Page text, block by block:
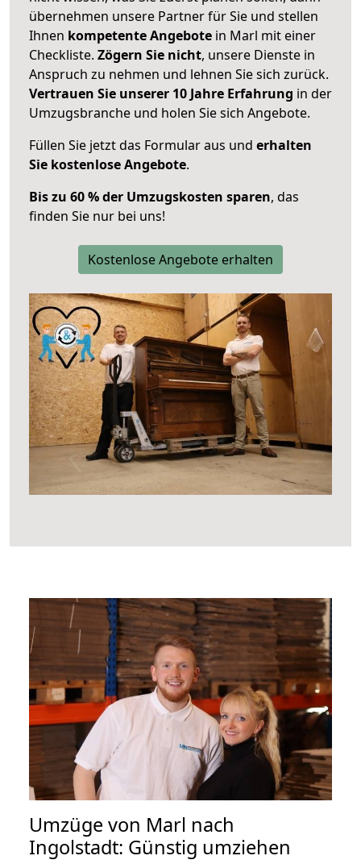
übernehmen unsere Partner für Sie und stellen
Ihnen kompetente Angebote in Marl mit einer
Checkliste. Zögern Sie nicht, unsere Dienste in
Anspruch zu nehmen und lehnen Sie sich zurück.
Vertrauen Sie unserer 10 Jahre Erfahrung in der
Umzugsbranche und holen Sie sich Angebote.
Füllen Sie jetzt das Formular aus und erhalten
Sie kostenlose Angebote.
Bis zu 60 % der Umzugskosten sparen, das
finden Sie nur bei uns!
Kostenlose Angebote erhalten
Umzüge von Marl nach
Ingolstadt: Günstig umziehen